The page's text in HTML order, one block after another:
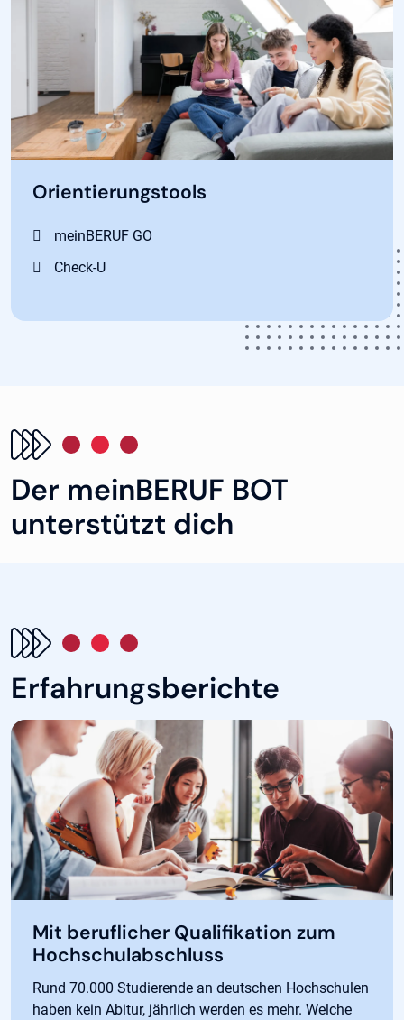
Orientierungstools
meinBERUF GO
Check-U
Der meinBERUF BOT
unterstützt dich
Erfahrungsberichte
Mit beruflicher Qualifikation zum
Hochschulabschluss
Rund 70.000 Studierende an deutschen Hochschulen
haben kein Abitur, jährlich werden es mehr. Welche